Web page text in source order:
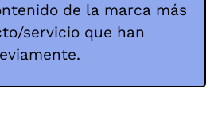
de la marca más
servicio que han